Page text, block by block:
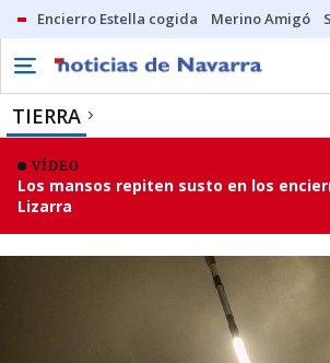
Encierro Estella cogida Merino Amigó
TIERRA
VÍDEO
Los mansos repiten susto en los
Lizarra